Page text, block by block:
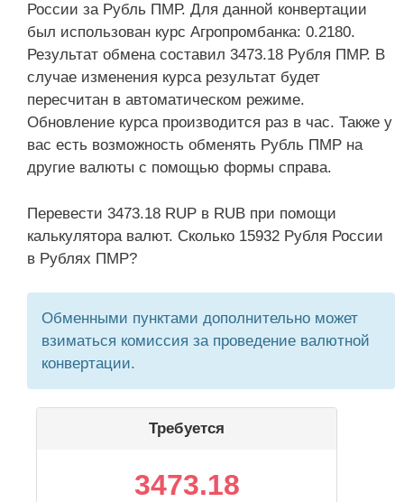
России за Рубль ПМР. Для данной конвертации
был использован курс Агропромбанка: 0.2180.
Результат обмена составил 3473.18 Рубля ПМР. В
случае изменения курса результат будет
пересчитан в автоматическом режиме.
Обновление курса производится раз в час. Также у
вас есть возможность обменять Рубль ПМР на
другие валюты с помощью формы справа.
Перевести 3473.18 RUP в RUB при помощи
калькулятора валют. Сколько 15932 Рубля России
в Рублях ПМР?
Обменными пунктами дополнительно может
взиматься комиссия за проведение валютной
конвертации.
Требуется
3473.18